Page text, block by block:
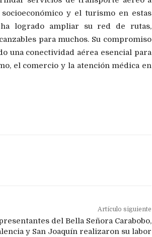
y el turismo en estas
logrado ampliar su red de rutas,
para muchos. Su compromiso
una conectividad aérea esencial para
el comercio y la atención médica en
Artículo siguiente
del Bella Señora Carabobo,
y San Joaquín realizaron su labor